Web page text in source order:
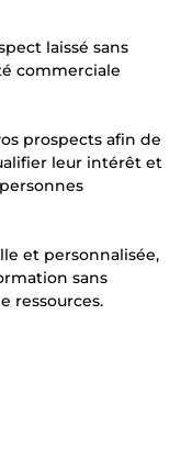
laissé sans
commerciale
prospects afin de
leur intérêt et
et personnalisée,
sans
ressources.